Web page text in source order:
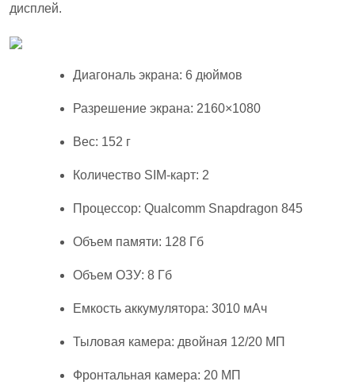
дисплей.
Диагональ экрана: 6 дюймов
Разрешение экрана: 2160×1080
Вес: 152 г
Количество SIM-карт: 2
Процессор: Qualcomm Snapdragon 845
Объем памяти: 128 Гб
Объем ОЗУ: 8 Гб
Емкость аккумулятора: 3010 мАч
Тыловая камера: двойная 12/20 МП
Фронтальная камера: 20 МП